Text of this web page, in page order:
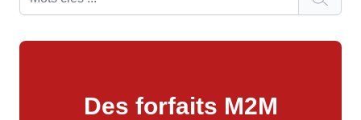
Des forfaits M2M